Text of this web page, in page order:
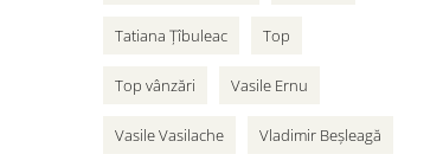
Tatiana Țîbuleac Top
Top vânzări Vasile Ernu
Vasile Vasilache Vladimir Beșleagă